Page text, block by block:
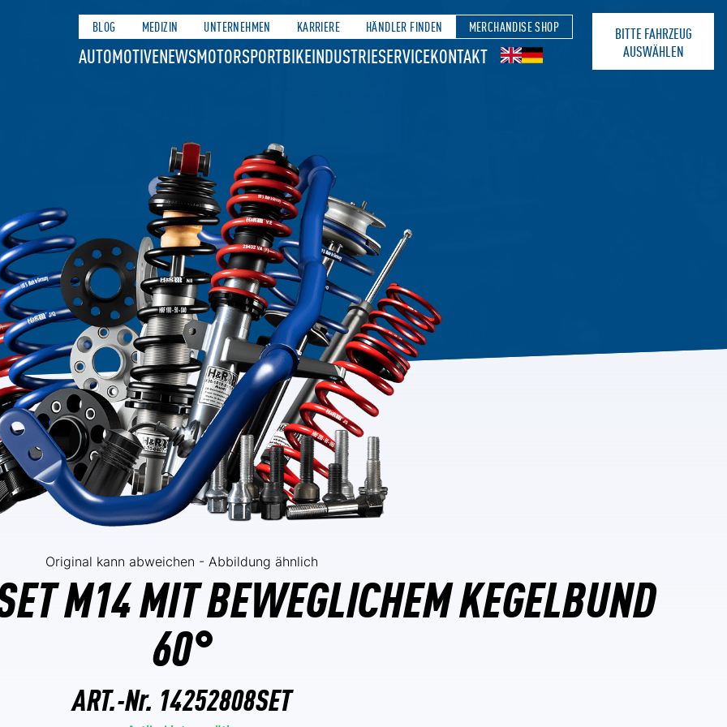
BLOG MEDIZIN UNTERNEHMEN KARRIERE HÄNDLER FINDEN MERCHANDISE SHOP
AUTOMOTIVENEWSMOTORSPORTBIKEINDUSTRIESERVICEKONTAKT
BITTE FAHRZEUG
AUSWÄHLEN
Original kann abweichen - Abbildung ähnlich
M14 MIT BEWEGLICHEM KEGELBUND
60°
ART.-Nr. 14252808SET